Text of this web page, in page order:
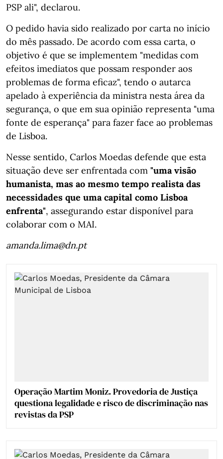
PSP ali", declarou.
O pedido havia sido realizado por carta no início
do mês passado. De acordo com essa carta, o
objetivo é que se implementem "medidas com
efeitos imediatos que possam responder aos
problemas de forma eficaz", tendo o autarca
apelado à experiência da ministra nesta área da
segurança, o que em sua opinião representa "uma
fonte de esperança" para fazer face ao problemas
de Lisboa.
Nesse sentido, Carlos Moedas defende que esta
situação deve ser enfrentada com "uma visão
humanista, mas ao mesmo tempo realista das
necessidades que uma capital como Lisboa
enfrenta", assegurando estar disponível para
colaborar com o MAI.
amanda.lima@dn.pt
Operação Martim Moniz. Provedoria de Justiça
questiona legalidade e risco de discriminação nas
revistas da PSP